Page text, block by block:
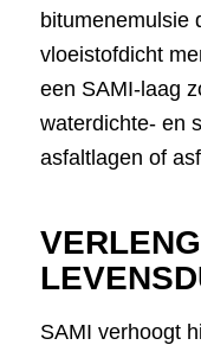
bitumenemulsie
vloeistofdicht
een SAMI-laag
waterdichte- en
asfaltlagen of
SAMI verhoogt